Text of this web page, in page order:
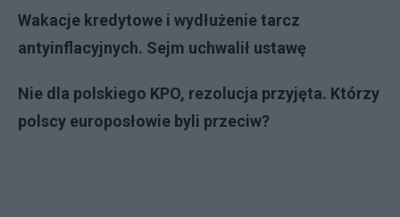
Wakacje kredytowe i wydłużenie tarcz
antyinflacyjnych. Sejm uchwalił ustawę
Nie dla polskiego KPO, rezolucja przyjęta. Którzy
polscy europosłowie byli przeciw?